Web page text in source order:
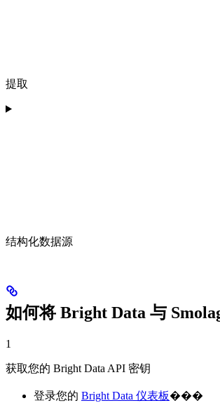
提取
结构化数据源
如何将 Bright Data 与
1
获取您的 Bright Data API 密钥
登录您的 Bright Data 仪表板���